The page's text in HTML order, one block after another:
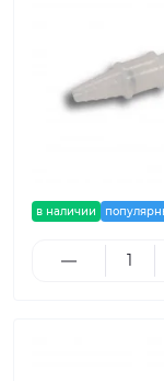
в наличии